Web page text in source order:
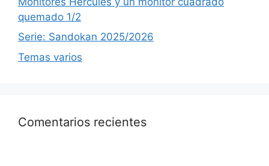
quemado 1/2
Serie: Sandokan 2025/2026
Temas varios
Comentarios recientes